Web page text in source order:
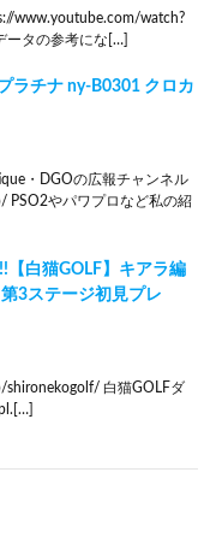
www.youtube.com/watch?
ータの参考にな[…]
ラチナ ny-B0301 クロカ
・DGOの広報チャンネル
PSO2やパワプロなど私の紹
【白猫GOLF】キアラ編
第3ステージ初見プレ
shironekogolf/ 白猫GOLFダ